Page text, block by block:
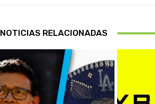
NOTICIAS RELACIONADAS